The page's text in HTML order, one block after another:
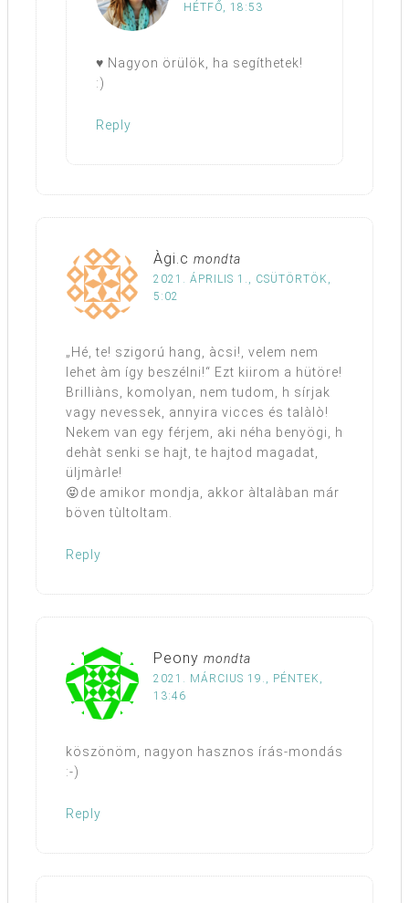
HÉTFŐ, 18:53
♥ Nagyon örülök, ha segíthetek!
:)
Reply
Àgi.c mondta
2021. ÁPRILIS 1., CSÜTÖRTÖK,
5:02
„Hé, te! szigorú hang, àcsi!, velem nem
lehet àm így beszélni!“ Ezt kiirom a hütöre!
Brilliàns, komolyan, nem tudom, h sírjak
vagy nevessek, annyira vicces és talàlò!
Nekem van egy férjem, aki néha benyögi, h
dehàt senki se hajt, te hajtod magadat,
üljmàrle!
😝de amikor mondja, akkor àltalàban már
böven tùltoltam.
Reply
Peony mondta
2021. MÁRCIUS 19., PÉNTEK,
13:46
köszönöm, nagyon hasznos írás-mondás
:-)
Reply